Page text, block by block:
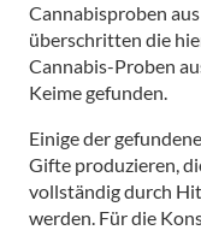
Cannabisproben
überschritten die
Cannabis-Proben
Keime gefunden.
Einige der
Gifte produzieren,
vollständig durch
werden. Für die